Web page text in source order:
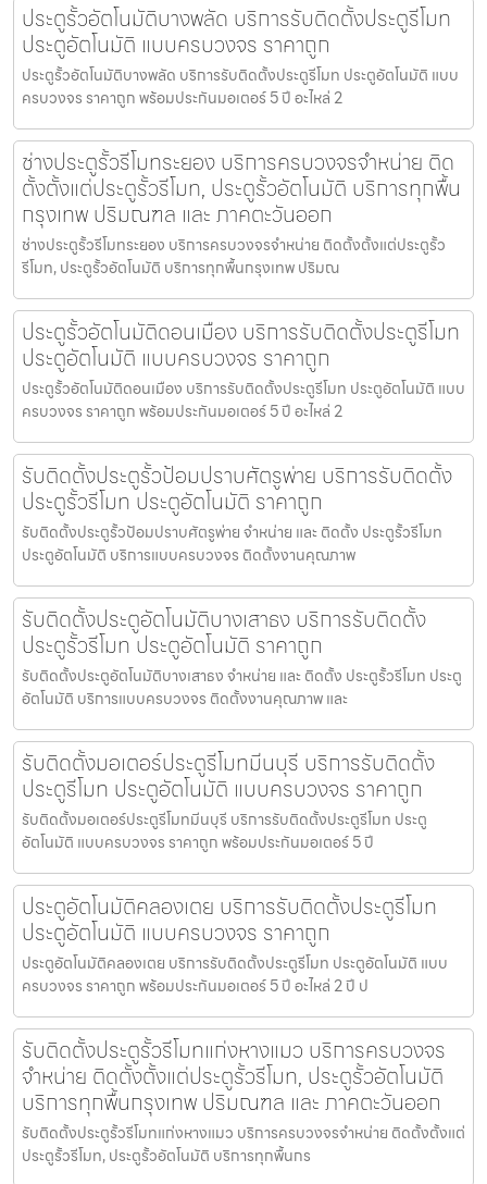
ประตูรั้วอัตโนมัติบางพลัด บริการรับติดตั้งประตูรีโมท
ประตูอัตโนมัติ แบบครบวงจร ราคาถูก
ประตูรั้วอัตโนมัติบางพลัด บริการรับติดตั้งประตูรีโมท ประตูอัตโนมัติ แบบ
ครบวงจร ราคาถูก พร้อมประกันมอเตอร์ 5 ปี อะไหล่ 2
ช่างประตูรั้วรีโมทระยอง บริการครบวงจรจำหน่าย ติด
ตั้งตั้งแต่ประตูรั้วรีโมท, ประตูรั้วอัตโนมัติ บริการทุกพื้น
กรุงเทพ ปริมณฑล และ ภาคตะวันออก
ช่างประตูรั้วรีโมทระยอง บริการครบวงจรจำหน่าย ติดตั้งตั้งแต่ประตูรั้ว
รีโมท, ประตูรั้วอัตโนมัติ บริการทุกพื้นกรุงเทพ ปริมณ
ประตูรั้วอัตโนมัติดอนเมือง บริการรับติดตั้งประตูรีโมท
ประตูอัตโนมัติ แบบครบวงจร ราคาถูก
ประตูรั้วอัตโนมัติดอนเมือง บริการรับติดตั้งประตูรีโมท ประตูอัตโนมัติ แบบ
ครบวงจร ราคาถูก พร้อมประกันมอเตอร์ 5 ปี อะไหล่ 2
รับติดตั้งประตูรั้วป้อมปราบศัตรูพ่าย บริการรับติดตั้ง
ประตูรั้วรีโมท ประตูอัตโนมัติ ราคาถูก
รับติดตั้งประตูรั้วป้อมปราบศัตรูพ่าย จำหน่าย และ ติดตั้ง ประตูรั้วรีโมท
ประตูอัตโนมัติ บริการแบบครบวงจร ติดตั้งงานคุณภาพ
รับติดตั้งประตูอัตโนมัติบางเสาธง บริการรับติดตั้ง
ประตูรั้วรีโมท ประตูอัตโนมัติ ราคาถูก
รับติดตั้งประตูอัตโนมัติบางเสาธง จำหน่าย และ ติดตั้ง ประตูรั้วรีโมท ประตู
อัตโนมัติ บริการแบบครบวงจร ติดตั้งงานคุณภาพ และ
รับติดตั้งมอเตอร์ประตูรีโมทมีนบุรี บริการรับติดตั้ง
ประตูรีโมท ประตูอัตโนมัติ แบบครบวงจร ราคาถูก
รับติดตั้งมอเตอร์ประตูรีโมทมีนบุรี บริการรับติดตั้งประตูรีโมท ประตู
อัตโนมัติ แบบครบวงจร ราคาถูก พร้อมประกันมอเตอร์ 5 ปี
ประตูอัตโนมัติคลองเตย บริการรับติดตั้งประตูรีโมท
ประตูอัตโนมัติ แบบครบวงจร ราคาถูก
ประตูอัตโนมัติคลองเตย บริการรับติดตั้งประตูรีโมท ประตูอัตโนมัติ แบบ
ครบวงจร ราคาถูก พร้อมประกันมอเตอร์ 5 ปี อะไหล่ 2 ปี ป
รับติดตั้งประตูรั้วรีโมทแก่งหางแมว บริการครบวงจร
จำหน่าย ติดตั้งตั้งแต่ประตูรั้วรีโมท, ประตูรั้วอัตโนมัติ
บริการทุกพื้นกรุงเทพ ปริมณฑล และ ภาคตะวันออก
รับติดตั้งประตูรั้วรีโมทแก่งหางแมว บริการครบวงจรจำหน่าย ติดตั้งตั้งแต่
ประตูรั้วรีโมท, ประตูรั้วอัตโนมัติ บริการทุกพื้นกร